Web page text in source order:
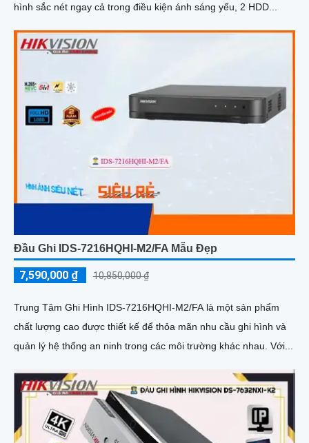
hình sắc nét ngay cả trong điều kiện ánh sáng yếu, 2 HDD...
Đầu Ghi IDS-7216HQHI-M2/FA Mẫu Đẹp
7,590,000 ₫ 10,850,000 ₫
Trung Tâm Ghi Hình IDS-7216HQHI-M2/FA là một sản phẩm
chất lượng cao được thiết kế để thỏa mãn nhu cầu ghi hình và
quản lý hệ thống an ninh trong các môi trường khác nhau. Với...